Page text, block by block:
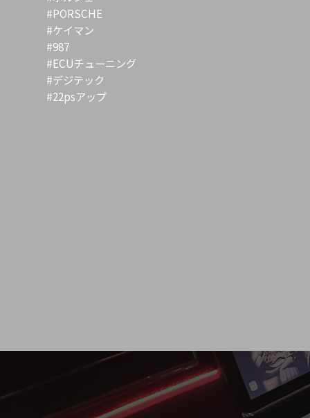
#PORSCHE
#ケイマン
#987
#ECUチューニング
#デジテック
#22psアップ